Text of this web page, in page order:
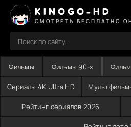
KINOGO-HD
СМОТРЕТЬ БЕСПЛАТНО
Фильмы Фильмы 90-х
Сериалы 4K Ultra HD
Рейтинг сериалов 2026